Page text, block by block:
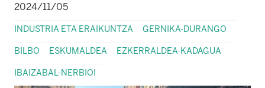
2024/11/05
INDUSTRIA ETA ERAIKUNTZA GERNIKA-DURANGO
BILBO ESKUMALDEA EZKERRALDEA-KADAGUA
IBAIZABAL-NERBIOI